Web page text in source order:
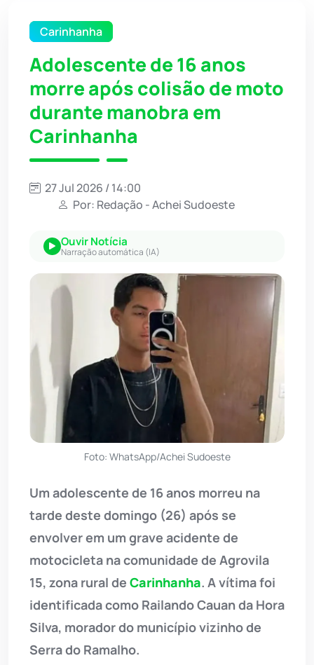
Carinhanha
Adolescente de 16 anos
morre após colisão de moto
durante manobra em
Carinhanha
27 Jul 2026 / 14:00
Por: Redação - Achei Sudoeste
Ouvir Notícia
Narração automática (IA)
Foto: WhatsApp/Achei Sudoeste
Um adolescente de 16 anos morreu na
tarde deste domingo (26) após se
envolver em um grave acidente de
motocicleta na comunidade de Agrovila
15, zona rural de Carinhanha. A vítima foi
identificada como Railando Cauan da Hora
Silva, morador do município vizinho de
Serra do Ramalho.